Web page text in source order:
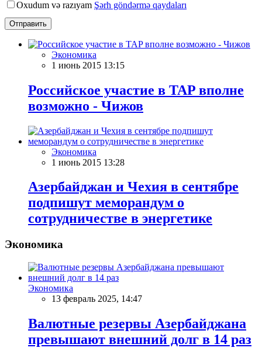
Oxudum və razıyam Şərh göndərmə qaydaları
Отправить
Экономика
1 июнь 2015 13:15
Российское участие в TAP вполне
возможно - Чижов
Экономика
1 июнь 2015 13:28
Азербайджан и Чехия в сентябре
подпишут меморандум о
сотрудничестве в энергетике
Экономика
Экономика
13 февраль 2025, 14:47
Валютные резервы Азербайджана
превышают внешний долг в 14 раз